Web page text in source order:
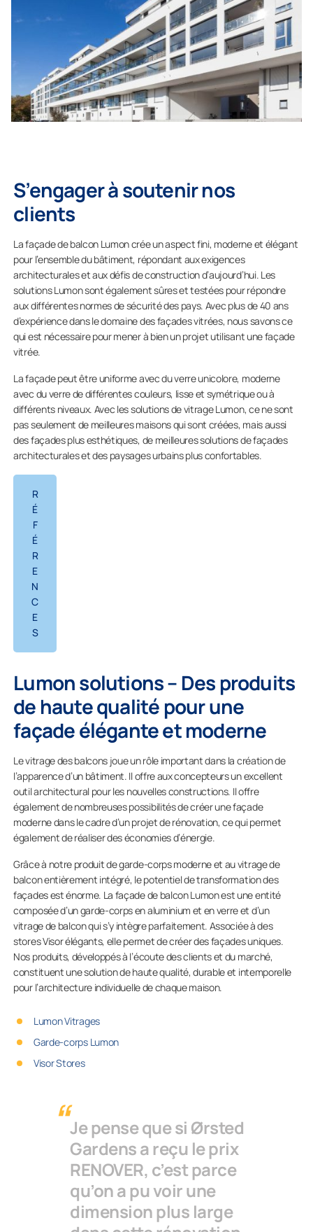
S’engager à soutenir nos
clients
La façade de balcon Lumon crée un aspect fini, moderne et élégant
pour l’ensemble du bâtiment, répondant aux exigences
architecturales et aux défis de construction d’aujourd’hui. Les
solutions Lumon sont également sûres et testées pour répondre
aux différentes normes de sécurité des pays. Avec plus de 40 ans
d’expérience dans le domaine des façades vitrées, nous savons ce
qui est nécessaire pour mener à bien un projet utilisant une façade
vitrée.
La façade peut être uniforme avec du verre unicolore, moderne
avec du verre de différentes couleurs, lisse et symétrique ou à
différents niveaux. Avec les solutions de vitrage Lumon, ce ne sont
pas seulement de meilleures maisons qui sont créées, mais aussi
des façades plus esthétiques, de meilleures solutions de façades
architecturales et des paysages urbains plus confortables.
R
É
F
É
R
E
N
C
E
S
Lumon solutions – Des produits
de haute qualité pour une
façade élégante et moderne
Le vitrage des balcons joue un rôle important dans la création de
l’apparence d’un bâtiment. Il offre aux concepteurs un excellent
outil architectural pour les nouvelles constructions. Il offre
également de nombreuses possibilités de créer une façade
moderne dans le cadre d’un projet de rénovation, ce qui permet
également de réaliser des économies d’énergie.
Grâce à notre produit de garde-corps moderne et au vitrage de
balcon entièrement intégré, le potentiel de transformation des
façades est énorme. La façade de balcon Lumon est une entité
composée d’un garde-corps en aluminium et en verre et d’un
vitrage de balcon qui s’y intègre parfaitement. Associée à des
stores Visor élégants, elle permet de créer des façades uniques.
Nos produits, développés à l’écoute des clients et du marché,
constituent une solution de haute qualité, durable et intemporelle
pour l’architecture individuelle de chaque maison.
Lumon Vitrages
Garde-corps Lumon
Visor Stores
Je pense que si Ørsted
Gardens a reçu le prix
RENOVER, c’est parce
qu’on a pu voir une
dimension plus large